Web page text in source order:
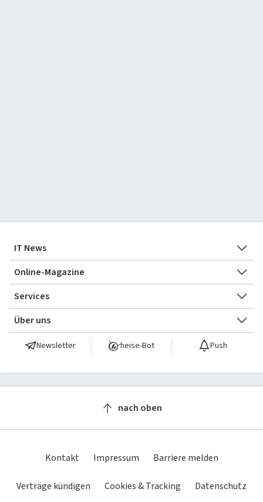
IT News
Newsticker
Hintergründe
Ratgeber
Testberichte
Meinungen
Online-Magazine
heise+
Telepolis
heise autos
bestenlisten
Services
heise shop
heise jobs
heise academy
Mein Abo
iMonitor
Loseblattwerke
Spiele
Über uns
heise medien
Newsletter heise-Bot Push
nach oben
Kontakt Impressum Barriere melden
Verträge kündigen Cookies & Tracking Datenschutz